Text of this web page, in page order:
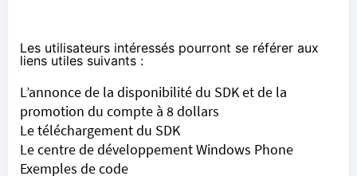
Les utilisateurs intéressés pourront se référer aux
liens utiles suivants :
L’annonce de la disponibilité du SDK et de la
promotion du compte à 8 dollars
Le téléchargement du SDK
Le centre de développement Windows Phone
Exemples de code